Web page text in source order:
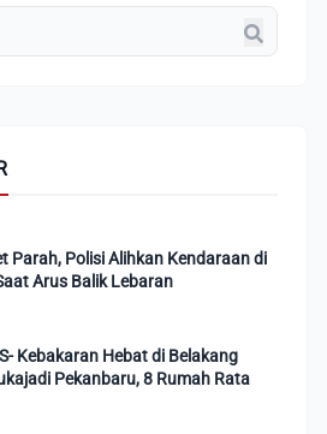
Parah, Polisi Alihkan Kendaraan di
Arus Balik Lebaran
Kebakaran Hebat di Belakang
Pekanbaru, 8 Rumah Rata